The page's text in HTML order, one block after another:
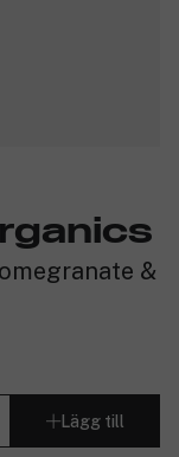
&
Lägg till